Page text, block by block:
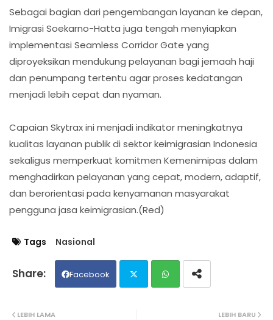
Sebagai bagian dari pengembangan layanan ke depan,
Imigrasi Soekarno-Hatta juga tengah menyiapkan
implementasi Seamless Corridor Gate yang
diproyeksikan mendukung pelayanan bagi jemaah haji
dan penumpang tertentu agar proses kedatangan
menjadi lebih cepat dan nyaman.
Capaian Skytrax ini menjadi indikator meningkatnya
kualitas layanan publik di sektor keimigrasian Indonesia
sekaligus memperkuat komitmen Kemenimipas dalam
menghadirkan pelayanan yang cepat, modern, adaptif,
dan berorientasi pada kenyamanan masyarakat
pengguna jasa keimigrasian.(Red)
Tags Nasional
Facebook
LEBIH BARU
LEBIH LAMA